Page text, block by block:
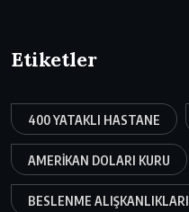
Etiketler
400 YATAKLI HASTANE
AMERIKAN DOLARI KURU
BESLENME ALIŞKANLIKLARI